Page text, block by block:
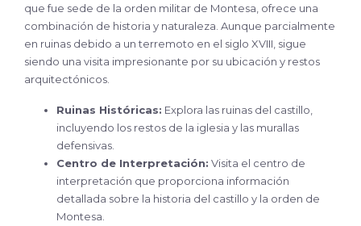
que fue sede de la orden militar de Montesa, ofrece una
combinación de historia y naturaleza. Aunque parcialmente
en ruinas debido a un terremoto en el siglo XVIII, sigue
siendo una visita impresionante por su ubicación y restos
arquitectónicos.
Ruinas Históricas: Explora las ruinas del castillo,
incluyendo los restos de la iglesia y las murallas
defensivas.
Centro de Interpretación: Visita el centro de
interpretación que proporciona información
detallada sobre la historia del castillo y la orden de
Montesa.